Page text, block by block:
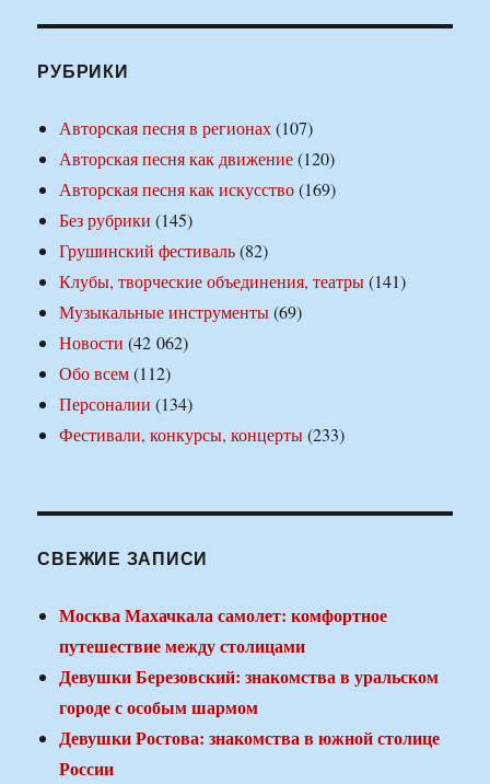
РУБРИКИ
Авторская песня в регионах(107)
Авторская песня как движение(120)
Авторская песня как искусство(169)
Без рубрики (145)
Грушинский фестиваль(82)
Клубы, творческие объединения, театры(141)
Музыкальные инструменты(69)
Новости (42 062)
Обо всем(112)
Персоналии (134)
Фестивали, конкурсы, концерты(233)
СВЕЖИЕ ЗАПИСИ
Москва Махачкала самолет: комфортное
путешествие между столицами
Девушки Березовский: знакомства в уральском
городе с особым шармом
Девушки Ростова: знакомства в южной столице
России